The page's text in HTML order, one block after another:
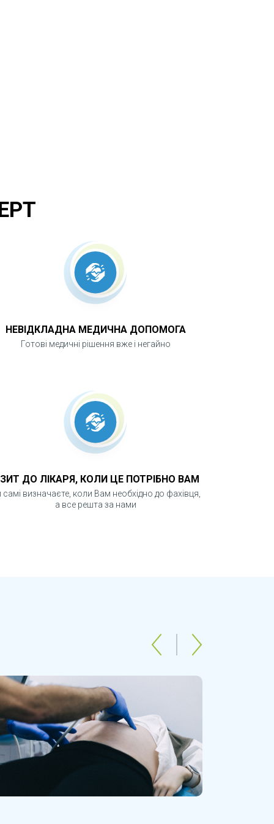
стану внутрішніх органів.
новоутворень, кісти та
розширень або звужень, розрахувати
щоб дослідження УЗД було
НЕВІДКЛАДНА МЕДИЧНА ДОПОМОГА
Готові медичні рішення вже і негайно
ДО ЛІКАРЯ, КОЛИ ЦЕ ПОТРІБНО ВАМ
самі визначаєте, коли Вам необхідно до фахівця,
а все решта за нами